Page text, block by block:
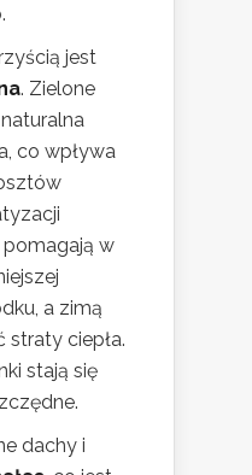
jest
. Zielone
co wpływa
w
a zimą
ciepła.
stają się
dachy i